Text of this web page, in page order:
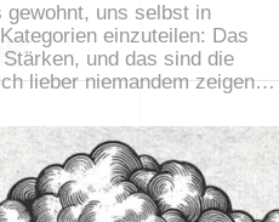
gewohnt, uns selbst in
einzuteilen: Das
und das sind die
lieber niemandem zeigen…